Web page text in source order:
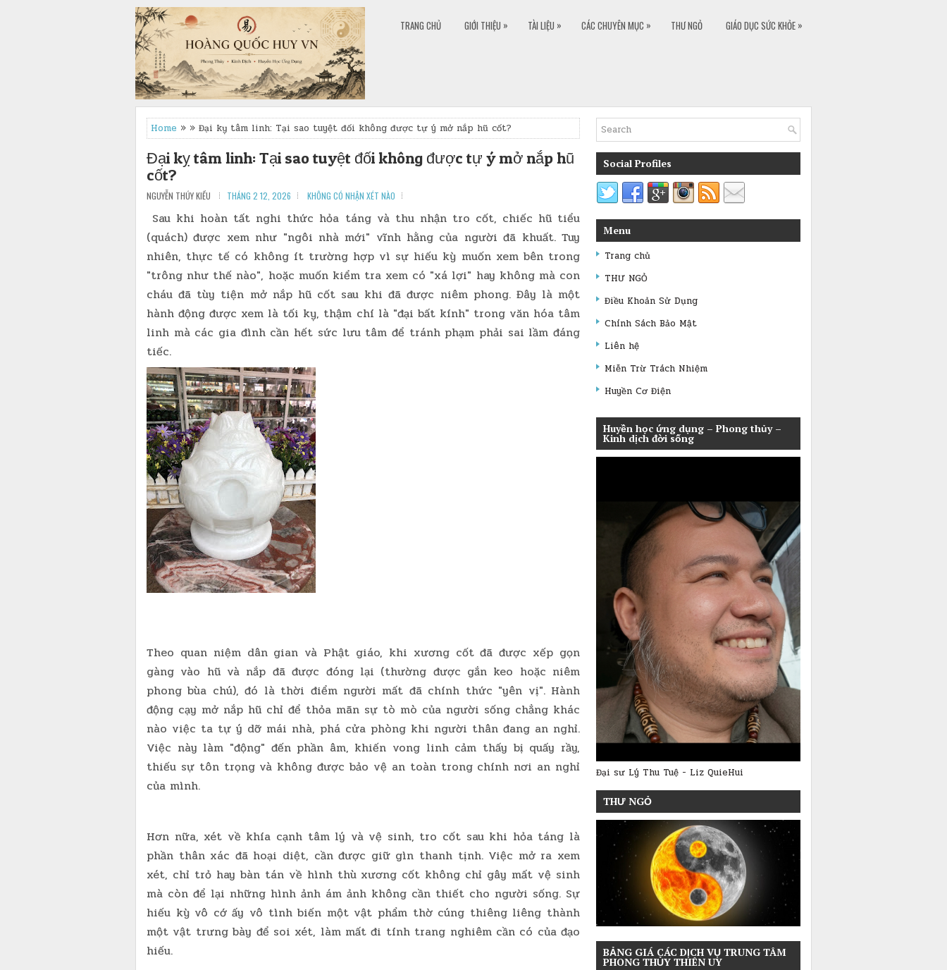
TRANG CHỦ GIỚI THIỆU » TÀI LIỆU » CÁC CHUYÊN MỤC » THƯ NGỎ GIÁO DỤC SỨC KHỎE »
Home » » Đại kỵ tâm linh: Tại sao tuyệt đối không được tự ý mở nắp hũ cốt?
Đại kỵ tâm linh: Tại sao tuyệt đối không được tự ý mở nắp hũ
cốt?
NGUYỄN THÚY KIỀU THÁNG 2 12, 2026 KHÔNG CÓ NHẬN XÉT NÀO
Sau khi hoàn tất nghi thức hỏa táng và thu nhận tro cốt, chiếc hũ tiểu
(quách) được xem như "ngôi nhà mới" vĩnh hằng của người đã khuất. Tuy
nhiên, thực tế có không ít trường hợp vì sự hiếu kỳ muốn xem bên trong
"trông như thế nào", hoặc muốn kiểm tra xem có "xá lợi" hay không mà con
cháu đã tùy tiện mở nắp hũ cốt sau khi đã được niêm phong. Đây là một
hành động được xem là tối kỵ, thậm chí là "đại bất kính" trong văn hóa tâm
linh mà các gia đình cần hết sức lưu tâm để tránh phạm phải sai lầm đáng
tiếc.
Theo quan niệm dân gian và Phật giáo, khi xương cốt đã được xếp gọn
gàng vào hũ và nắp đã được đóng lại (thường được gắn keo hoặc niêm
phong bùa chú), đó là thời điểm người mất đã chính thức "yên vị". Hành
động cạy mở nắp hũ chỉ để thỏa mãn sự tò mò của người sống chẳng khác
nào việc ta tự ý dỡ mái nhà, phá cửa phòng khi người thân đang an nghỉ.
Việc này làm "động" đến phần âm, khiến vong linh cảm thấy bị quấy rầy,
thiếu sự tôn trọng và không được bảo vệ an toàn trong chính nơi an nghỉ
của mình.
Hơn nữa, xét về khía cạnh tâm lý và vệ sinh, tro cốt sau khi hỏa táng là
phần thân xác đã hoại diệt, cần được giữ gìn thanh tịnh. Việc mở ra xem
xét, chỉ trỏ hay bàn tán về hình thù xương cốt không chỉ gây mất vệ sinh
mà còn để lại những hình ảnh ám ảnh không cần thiết cho người sống. Sự
hiếu kỳ vô cớ ấy vô tình biến một vật phẩm thờ cúng thiêng liêng thành
một vật trưng bày để soi xét, làm mất đi tính trang nghiêm cần có của đạo
hiếu.
Social Profiles
Menu
Trang chủ
THƯ NGỎ
Điều Khoản Sử Dụng
Chính Sách Bảo Mật
Liên hệ
Miễn Trừ Trách Nhiệm
Huyền Cơ Điện
Huyền học ứng dụng – Phong thủy –
Kinh dịch đời sống
Đại sư Lý Thu Tuệ - Liz QuieHui
THƯ NGỎ
BẢNG GIÁ CÁC DỊCH VỤ TRUNG TÂM
PHONG THỦY THIÊN UY